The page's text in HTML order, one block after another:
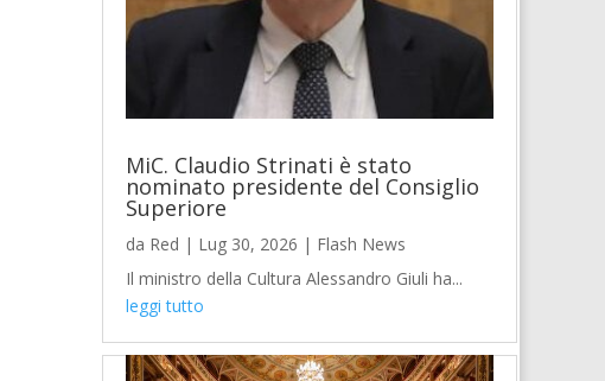
MiC. Claudio Strinati è stato
nominato presidente del Consiglio
Superiore
da Red | Lug 30, 2026 | Flash News
Il ministro della Cultura Alessandro Giuli ha...
leggi tutto